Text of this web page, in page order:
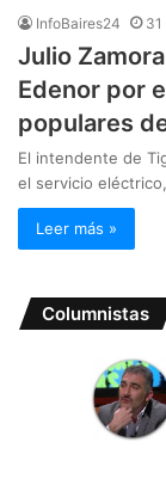
InfoBaires24
Julio
Edenor por
populares
El intendente de
el servicio
Leer más »
Columnistas